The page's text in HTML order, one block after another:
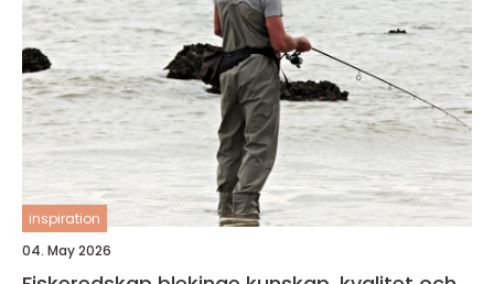
inspiration
04. May 2026